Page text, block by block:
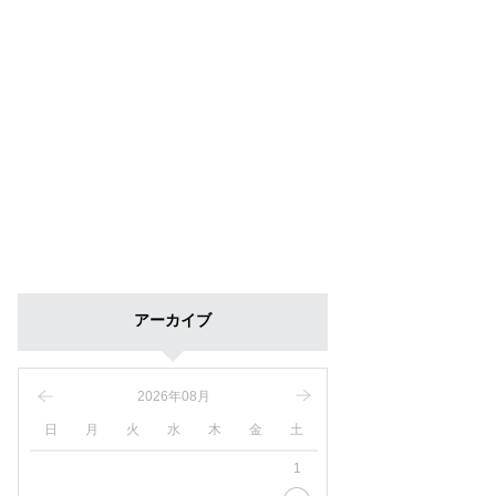
アーカイブ
2026年08月
日 月 火 水 木 金 土
1